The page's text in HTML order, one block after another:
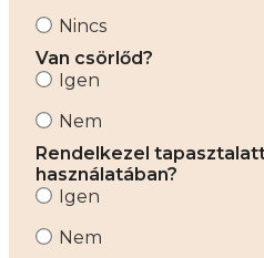
Nincs
Van csörlőd?
Igen
Nem
Rendelkezel
használatában?
Igen
Nem